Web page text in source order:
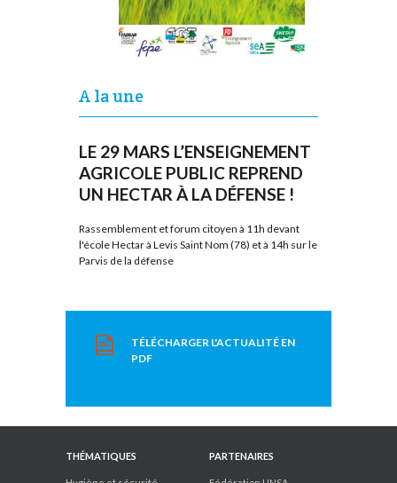
A la une
LE 29 MARS L’ENSEIGNEMENT
AGRICOLE PUBLIC REPREND
UN HECTAR À LA DÉFENSE !
Rassemblement et forum citoyen à 11h devant
l'école Hectar à Levis Saint Nom (78) et à 14h sur le
Parvis de la défense
TÉLÉCHARGER L'ACTUALITÉ EN
PDF
THÉMATIQUES PARTENAIRES